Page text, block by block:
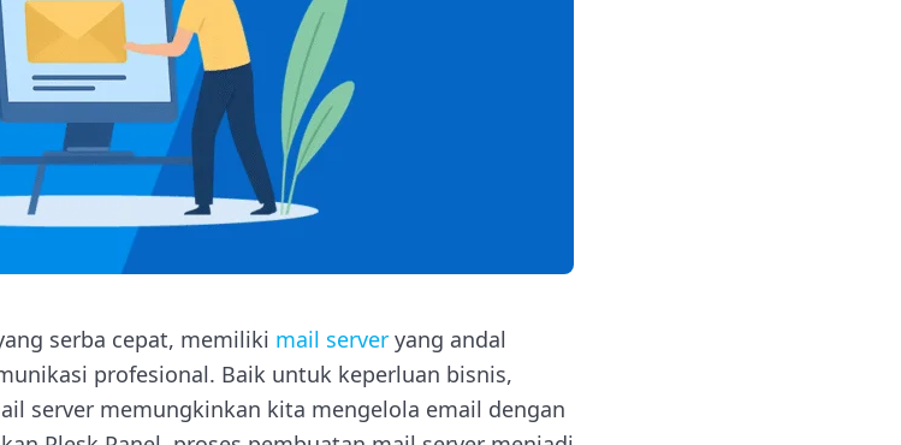
serba cepat, memiliki mail server yang andal
profesional. Baik untuk keperluan bisnis,
server memungkinkan kita mengelola email dengan